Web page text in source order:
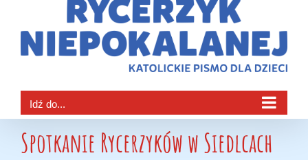
Idź do...
Spotkanie Rycerzyków w Siedlcach